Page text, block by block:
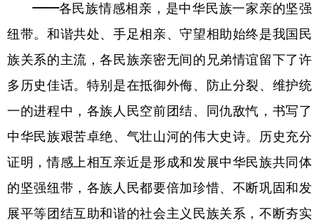
——各民族情感相亲，是中华民族一家亲的坚强
纽带。 和谐共处、手足相亲、守望相助始终是我国民
族关系的主流，各民族亲密无间的兄弟情谊留下了许
多历史佳话。特别是在抵御外侮、防止分裂、维护统
一的进程中，各族人民空前团结、同仇敌忾，书写了
中华民族艰苦卓绝、气壮山河的伟大史诗。历史充分
证明，情感上相互亲近是形成和发展中华民族共同体
的坚强纽带，各族人民都要倍加珍惜、不断巩固和发
展平等团结互助和谐的社会主义民族关系，不断夯实